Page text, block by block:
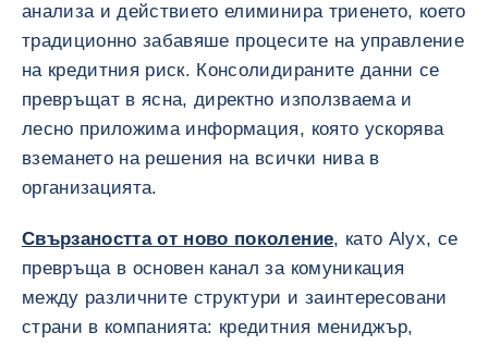
анализа и действието елиминира триенето, което
традиционно забавяше процесите на управление
на кредитния риск. Консолидираните данни се
превръщат в ясна, директно използваема и
лесно приложима информация, която ускорява
вземането на решения на всички нива в
организацията.
Свързаността от ново поколение, като Alyx, се
превръща в основен канал за комуникация
между различните структури и заинтересовани
страни в компанията: кредитния мениджър,